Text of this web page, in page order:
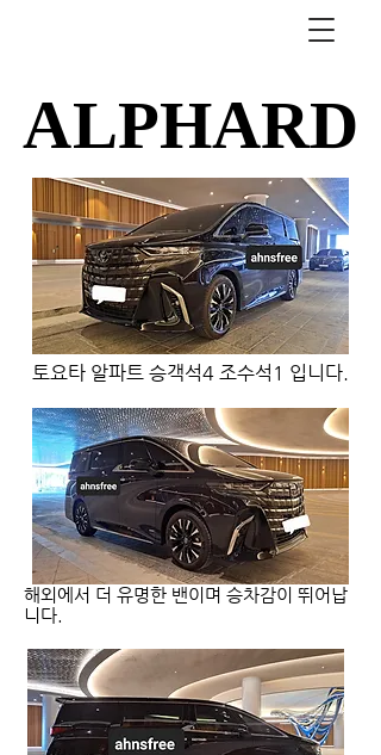
ALPHARD
ALPHARD
토요타 알파트 승객석4 조수석1 입니다.
​해외에서 더 유명한 밴이며 승차감이 뛰어납
니다.